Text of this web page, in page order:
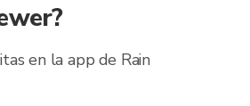
en la app de Rain